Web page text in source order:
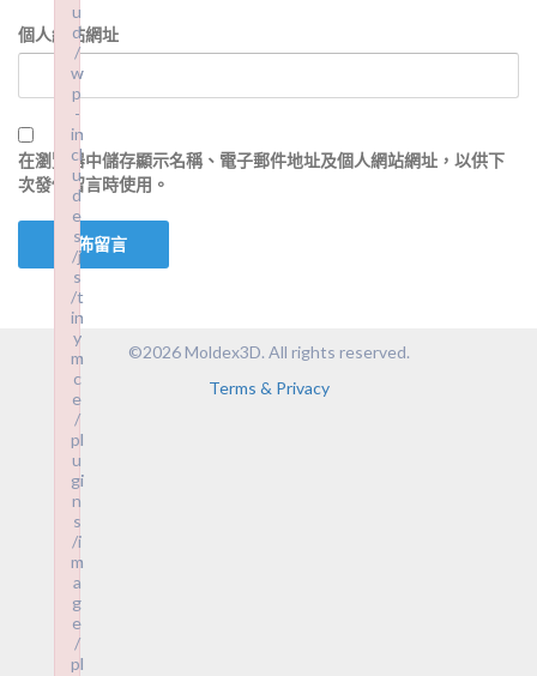
個人網站網址
在瀏覽器中儲存顯示名稱、電子郵件地址及個人網站網址，以供下
次發佈留言時使用。
©2026 Moldex3D. All rights reserved.
Terms & Privacy
u
d
/
w
p
-
in
cl
u
d
e
s
/j
s
/t
in
y
m
c
e
/
pl
u
gi
n
s
/i
m
a
g
e
/
pl
u
d
/
w
p
-
in
cl
u
d
e
s
/j
s
/t
in
y
m
c
e
/
pl
u
gi
n
s
/i
m
a
g
e
/
pl